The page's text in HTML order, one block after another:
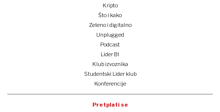
Kripto
Što i kako
Zeleno i digitalno
Unplugged
Podcast
Lider BI
Klub izvoznika
Studentski Lider klub
Konferencije
Pretplati se